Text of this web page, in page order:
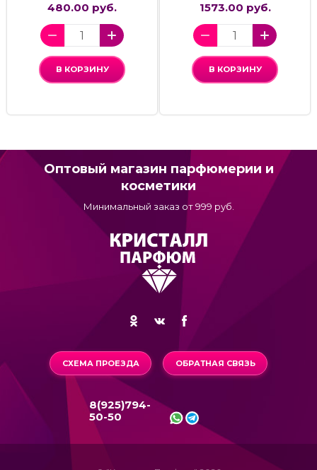
480.00 руб.
В КОРЗИНУ
1573.00 руб.
В КОРЗИНУ
Оптовый магазин парфюмерии и
косметики
Минимальный заказ от 999 руб.
СХЕМА ПРОЕЗДА ОБРАТНАЯ СВЯЗЬ
8(925)794-
50-50